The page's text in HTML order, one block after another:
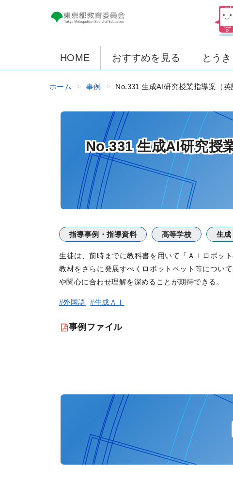
HOME おすすめを見る とう
ホーム 事例 No.331 生成AI研究授業指導案（
No.331 生成AI研究授
指導事例・指導資料 高等学校 生成
生徒は、前時までに教科書を用いて「ＡＩロボッ
教材をさらに発展すべくロボットペット等につい
や関心に合わせ理解を深めることが期待できる。
#外国語 #生成ＡＩ
事例ファイル